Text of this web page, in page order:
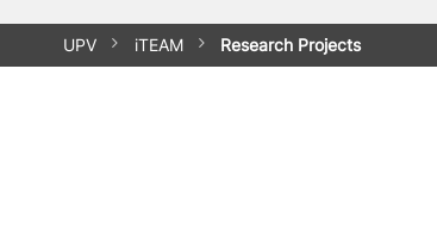
UPV iTEAM Research Projects